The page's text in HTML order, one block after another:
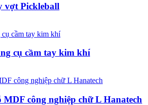
vợt Pickleball
cụ cầm tay kim khí
công nghiệp chữ L Hanatech